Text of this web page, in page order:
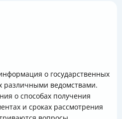
о государственных
различными ведомствами.
о способах получения
и сроках рассмотрения